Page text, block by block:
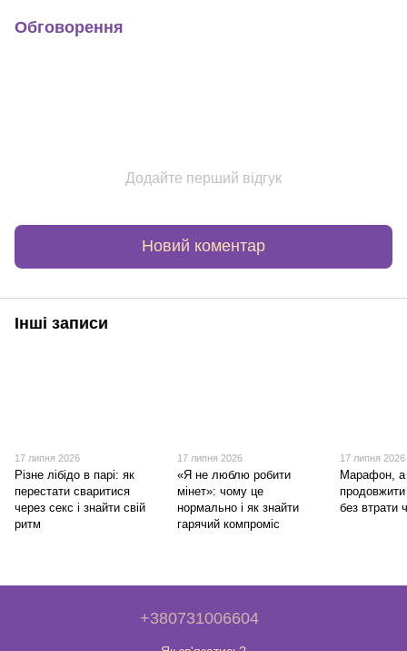
Обговорення
Додайте перший відгук
Новий коментар
Інші записи
17 липня 2026
Різне лібідо в парі: як
перестати сваритися
через секс і знайти свій
ритм
17 липня 2026
«Я не люблю робити
мінет»: чому це
нормально і як знайти
гарячий компроміс
17 липня 2026
Марафон, а
продовжити
без втрати
+380731006604